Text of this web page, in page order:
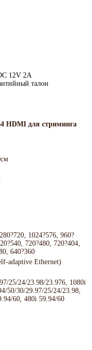
12V 2А
талон
HDMI для стриминга
1024?576, 960?
720?480, 720?404,
640?360
adaptive Ethernet)
25/24/23.98/23.976, 1080i
50/30/29.97/25/24/23.98,
60, 480i 59.94/60